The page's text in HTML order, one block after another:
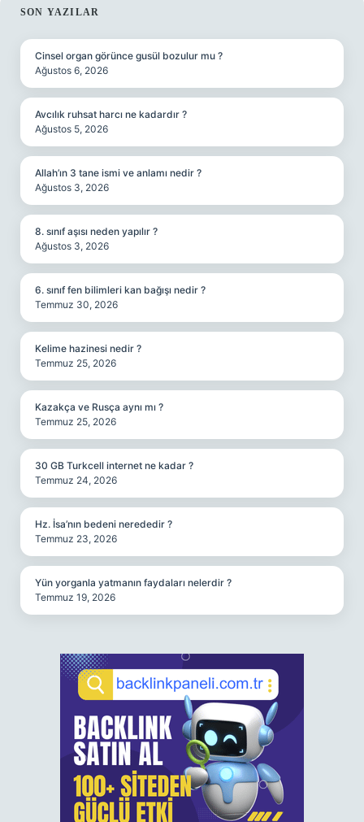
SIDEBAR
SON YAZILAR
Cinsel organ görünce gusül bozulur mu ?
Ağustos 6, 2026
Avcılık ruhsat harcı ne kadardır ?
Ağustos 5, 2026
Allah’ın 3 tane ismi ve anlamı nedir ?
Ağustos 3, 2026
8. sınıf aşısı neden yapılır ?
Ağustos 3, 2026
6. sınıf fen bilimleri kan bağışı nedir ?
Temmuz 30, 2026
Kelime hazinesi nedir ?
Temmuz 25, 2026
Kazakça ve Rusça aynı mı ?
Temmuz 25, 2026
30 GB Turkcell internet ne kadar ?
Temmuz 24, 2026
Hz. İsa’nın bedeni nerededir ?
Temmuz 23, 2026
Yün yorganla yatmanın faydaları nelerdir ?
Temmuz 19, 2026